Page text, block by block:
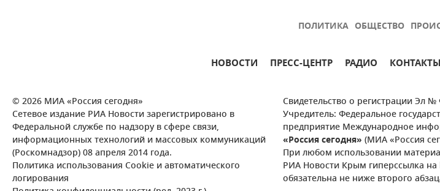
ПОЛИТИКА ОБЩЕСТВО
НОВОСТИ ПРЕСС-ЦЕНТР РАДИО КОНТАКТЫ
© 2026 МИА «Россия сегодня»
Сетевое издание РИА Новости зарегистрировано в
Федеральной службе по надзору в сфере связи,
информационных технологий и массовых коммуникаций
(Роскомнадзор) 08 апреля 2014 года.
Политика использования Cookie и автоматического
логирования
Свидетельство о регистрации Эл №
Учредитель: Федеральное
предприятие Международное
«Россия сегодня» (МИА «Россия
При любом использовании
РИА Новости Крым гиперссылка
обязательна не ниже второго